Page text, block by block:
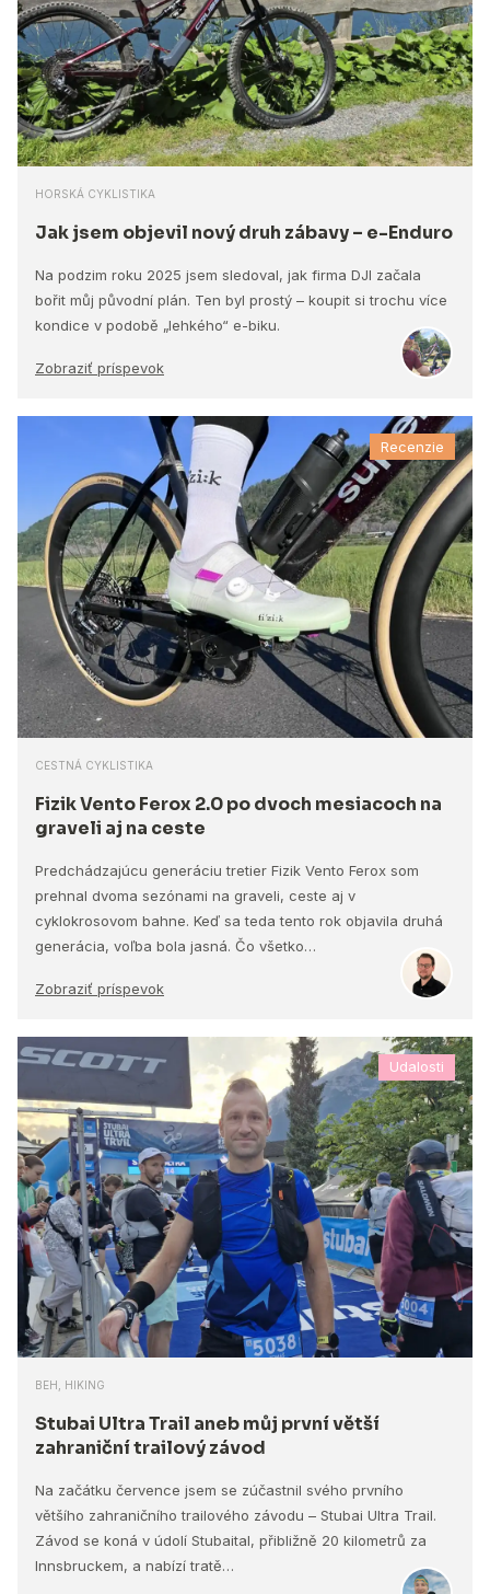
HORSKÁ CYKLISTIKA
Jak jsem objevil nový druh zábavy – e-Enduro
Na podzim roku 2025 jsem sledoval, jak firma DJI začala
bořit můj původní plán. Ten byl prostý – koupit si trochu více
kondice v podobě „lehkého“ e-biku.
Zobraziť príspevok
Recenzie
CESTNÁ CYKLISTIKA
Fizik Vento Ferox 2.0 po dvoch mesiacoch na
graveli aj na ceste
Predchádzajúcu generáciu tretier Fizik Vento Ferox som
prehnal dvoma sezónami na graveli, ceste aj v
cyklokrosovom bahne. Keď sa teda tento rok objavila druhá
generácia, voľba bola jasná. Čo všetko…
Zobraziť príspevok
Udalosti
BEH, HIKING
Stubai Ultra Trail aneb můj první větší
zahraniční trailový závod
Na začátku července jsem se zúčastnil svého prvního
většího zahraničního trailového závodu – Stubai Ultra Trail.
Závod se koná v údolí Stubaital, přibližně 20 kilometrů za
Innsbruckem, a nabízí tratě…